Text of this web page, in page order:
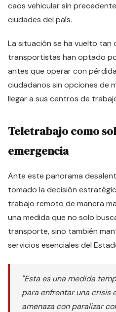
caos vehicular sin
ciudades del país.
La situación se ha vuelto tan
transportistas han optado
antes que operar con
ciudadanos sin opciones de
llegar a sus centros de
Teletrabajo como
emergencia
Ante este panorama
tomado la decisión
trabajo remoto de manera
una medida que no solo
transporte, sino también
servicios esenciales del
"Esta es una medida
para enfrentar una crisis
amenaza con paralizar